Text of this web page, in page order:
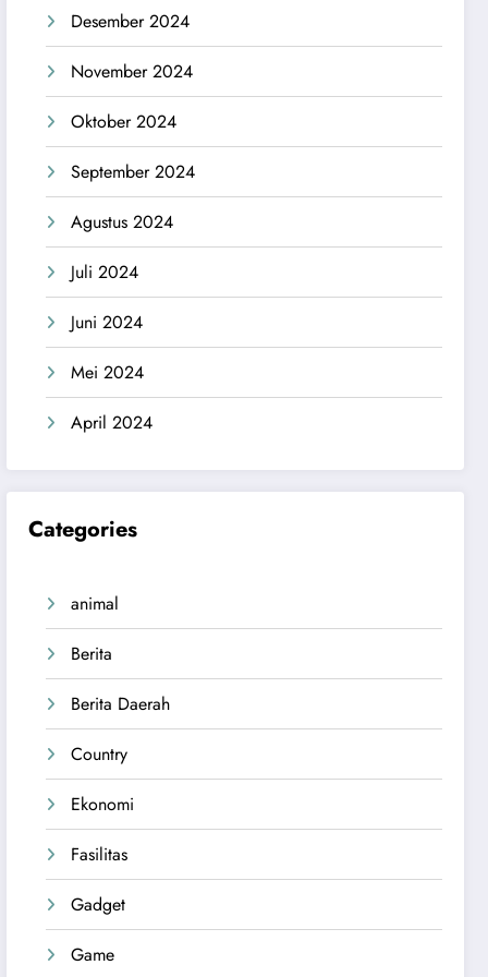
Desember 2024
November 2024
Oktober 2024
September 2024
Agustus 2024
Juli 2024
Juni 2024
Mei 2024
April 2024
Categories
animal
Berita
Berita Daerah
Country
Ekonomi
Fasilitas
Gadget
Game